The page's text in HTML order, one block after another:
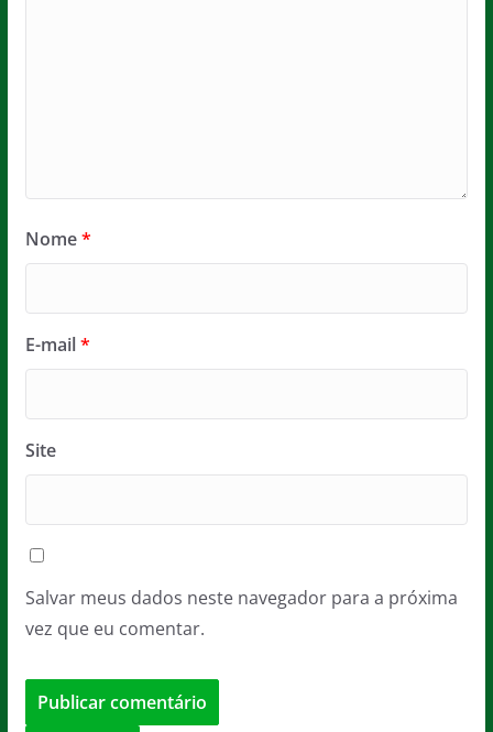
Nome*
E-mail*
Site
Salvar meus dados neste navegador para a próxima
vez que eu comentar.